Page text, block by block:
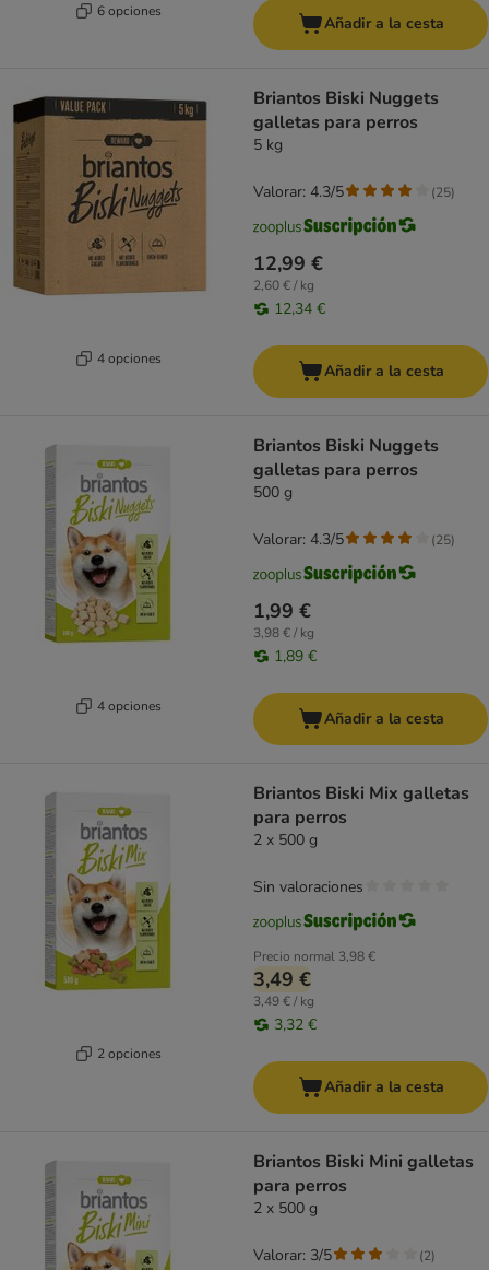
6 opciones
Añadir a la cesta
4 opciones
Briantos Biski Nuggets
galletas para perros
5 kg
12,99 €
2,60 € / kg
12,34 €
Valorar: 4.3/5 (25)
Añadir a la cesta
4 opciones
Briantos Biski Nuggets
galletas para perros
500 g
1,99 €
3,98 € / kg
1,89 €
Valorar: 4.3/5 (25)
Añadir a la cesta
2 opciones
Briantos Biski Mix galletas
para perros
2 x 500 g
Precio normal 3,98 €
3,49 €
3,49 € / kg
3,32 €
Sin valoraciones
Añadir a la cesta
Briantos Biski Mini galletas
para perros
2 x 500 g
Valorar: 3/5 (2)